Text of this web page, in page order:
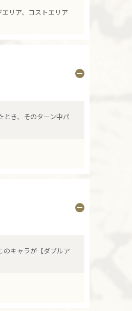
リア、コストエリア
とき、そのターン中パ
のキャラが【ダブルア